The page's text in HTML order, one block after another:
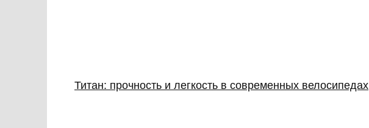
Титан: прочность и легкость в современных велосипедах